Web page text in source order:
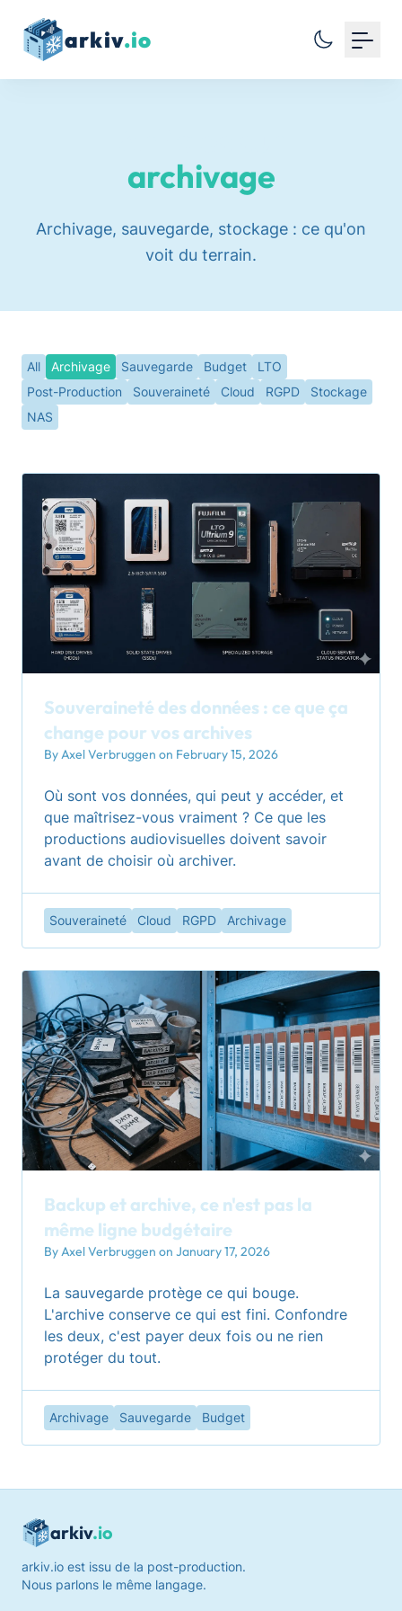
arkiv.io
archivage
Archivage, sauvegarde, stockage : ce qu'on
voit du terrain.
All Archivage Sauvegarde Budget
LTO
Post-Production
Souveraineté Cloud RGPD
Stockage
NAS
Souveraineté des données : ce que ça
change pour vos archives
By Axel Verbruggen on February 15, 2026
Où sont vos données, qui peut y accéder, et
que maîtrisez-vous vraiment ? Ce que les
productions audiovisuelles doivent savoir
avant de choisir où archiver.
Souveraineté Cloud RGPD Archivage
Backup et archive, ce n'est pas la
même ligne budgétaire
By Axel Verbruggen on January 17, 2026
La sauvegarde protège ce qui bouge.
L'archive conserve ce qui est fini. Confondre
les deux, c'est payer deux fois ou ne rien
protéger du tout.
Archivage Sauvegarde Budget
arkiv.io
arkiv.io est issu de la post-production.
Nous parlons le même langage.
Identifiants perdus ?
·
Réinitialiser mon mot de passe